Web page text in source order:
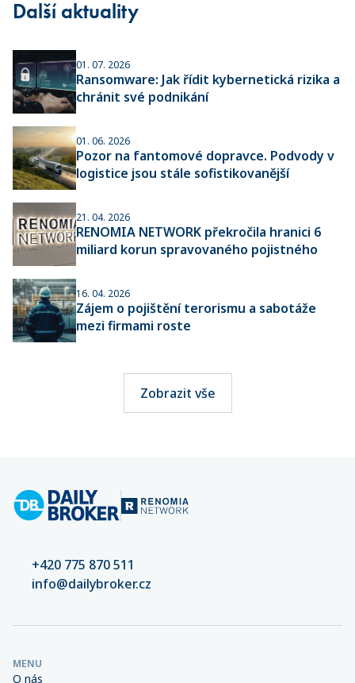
Další aktuality
01. 07. 2026
Ransomware: Jak řídit kybernetická rizika a
chránit své podnikání
01. 06. 2026
Pozor na fantomové dopravce. Podvody v
logistice jsou stále sofistikovanější
21. 04. 2026
RENOMIA NETWORK překročila hranici 6
miliard korun spravovaného pojistného
16. 04. 2026
Zájem o pojištění terorismu a sabotáže
mezi firmami roste
Zobrazit vše
+420 775 870 511
info@dailybroker.cz
MENU
O nás